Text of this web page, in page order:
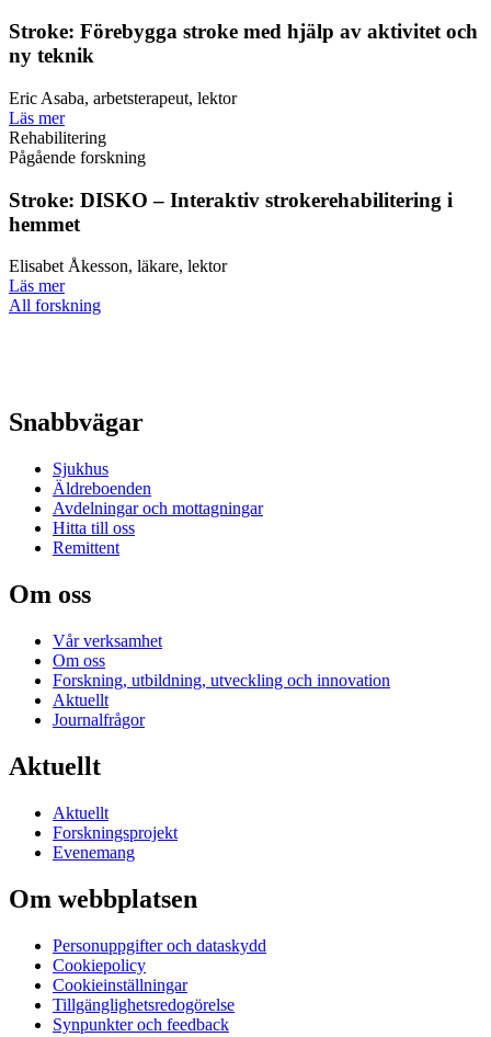
Stroke: Förebygga stroke med hjälp av aktivitet och
ny teknik
Eric Asaba, arbetsterapeut, lektor
Läs mer
Rehabilitering
Pågående forskning
Stroke: DISKO – Interaktiv strokerehabilitering i
hemmet
Elisabet Åkesson, läkare, lektor
Läs mer
All forskning
Snabbvägar
Sjukhus
Äldreboenden
Avdelningar och mottagningar
Hitta till oss
Remittent
Om oss
Vår verksamhet
Om oss
Forskning, utbildning, utveckling och innovation
Aktuellt
Journalfrågor
Aktuellt
Aktuellt
Forskningsprojekt
Evenemang
Om webbplatsen
Personuppgifter och dataskydd
Cookiepolicy
Cookieinställningar
Tillgänglighetsredogörelse
Synpunkter och feedback